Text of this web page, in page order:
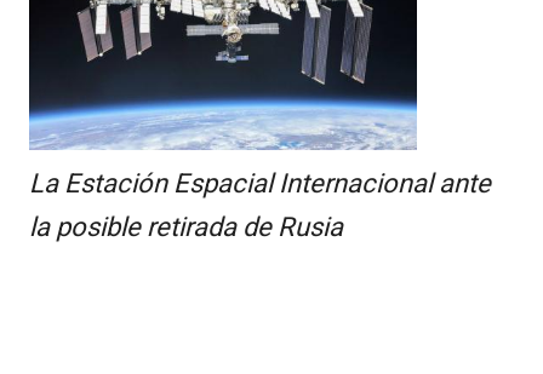
La Estación Espacial Internacional ante
la posible retirada de Rusia